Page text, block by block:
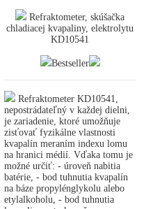
Refraktometer, skúšačka
chladiacej kvapaliny, elektrolytu
KD10541
Bestseller
Refraktometer KD10541,
nepostrádateľný v každej dielni,
je zariadenie, ktoré umožňuje
zisťovať fyzikálne vlastnosti
kvapalín meraním indexu lomu
na hranici médií. Vďaka tomu je
možné určiť: - úroveň nabitia
batérie, - bod tuhnutia kvapalín
na báze propylénglykolu alebo
etylalkoholu, - bod tuhnutia